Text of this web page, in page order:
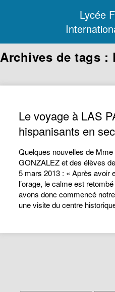
Lycée
Archives de tags :
Le voyage à LAS
hispanisants en
Quelques nouvelles de
GONZALEZ et des élèves
5 mars 2013 : « Après avoir
l’orage, le calme est
avons donc commencé
une visite du centre